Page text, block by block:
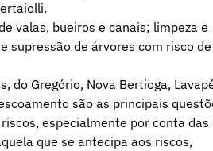
valas, bueiros e canais; limpeza e
supressão de árvores com risco de
do Gregório, Nova Bertioga,
são as principais
especialmente por conta das
que se antecipa aos riscos,